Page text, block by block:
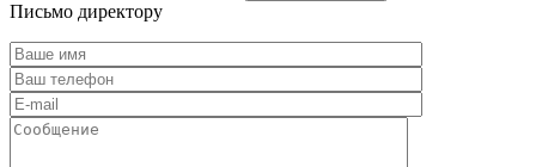
Письмо директору